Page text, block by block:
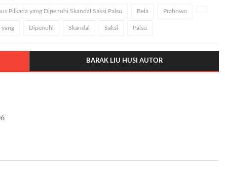
Pilkada yang Dipenuhi Skandal Saksi Palsu Bela Prabowo
yang Dipenuhi Skandal Saksi Palsu
BARAK LIU HUSI AUTOR